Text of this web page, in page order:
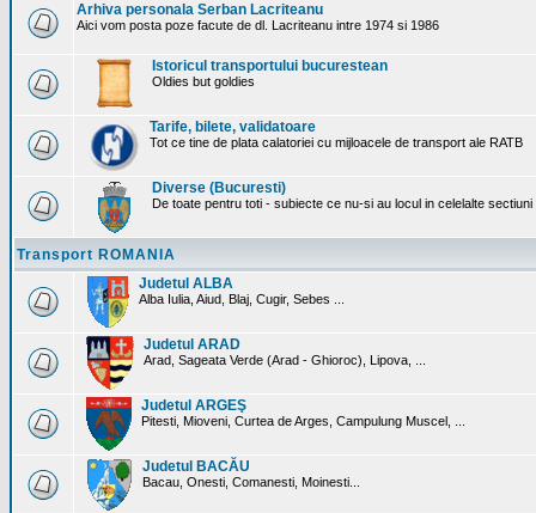
Arhiva personala Serban Lacriteanu
Aici vom posta poze facute de dl. Lacriteanu intre 1974 si 1986
Istoricul transportului bucurestean
Oldies but goldies
Tarife, bilete, validatoare
Tot ce tine de plata calatoriei cu mijloacele de transport ale RATB
Diverse (Bucuresti)
De toate pentru toti - subiecte ce nu-si au locul in celelalte
Transport ROMANIA
Judetul ALBA
Alba Iulia, Aiud, Blaj, Cugir, Sebes ...
Judetul ARAD
Arad, Sageata Verde (Arad - Ghioroc), Lipova, ...
Judetul ARGEŞ
Pitesti, Mioveni, Curtea de Arges, Campulung Muscel, ...
Judetul BACĂU
Bacau, Onesti, Comanesti, Moinesti...